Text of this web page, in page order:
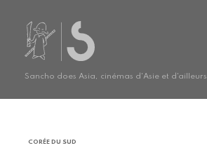
Sancho does Asia, cinémas d'Asie et d'ailleurs
CORÉE DU SUD